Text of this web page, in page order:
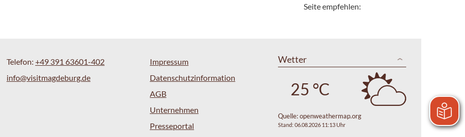
Seite empfehlen:
Telefon: +49 391 63601-402
info@visitmagdeburg.de
Impressum
Datenschutzinformation
AGB
Unternehmen
Presseportal
Wetter
25 °C
Quelle:openweathermap.org
Stand: 06.08.2026 11:13 Uhr